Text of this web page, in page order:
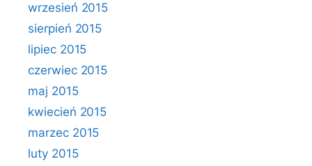
wrzesień 2015
sierpień 2015
lipiec 2015
czerwiec 2015
maj 2015
kwiecień 2015
marzec 2015
luty 2015